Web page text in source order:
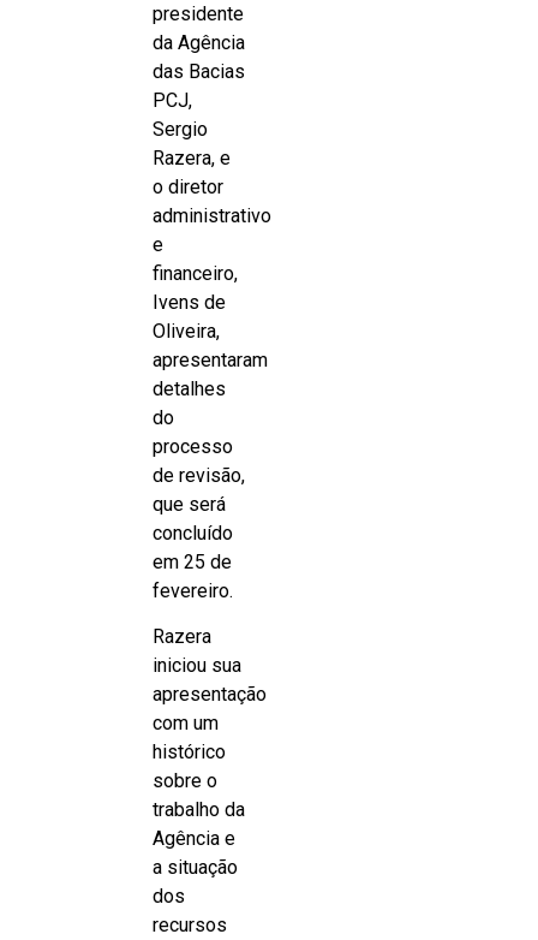
presidente
da Agência
das Bacias
PCJ,
Sergio
Razera, e
o diretor
administrativo
e
financeiro,
Ivens de
Oliveira,
apresentaram
detalhes
do
processo
de revisão,
que será
concluído
em 25 de
fevereiro.
Razera
iniciou sua
apresentação
com um
histórico
sobre o
trabalho da
Agência e
a situação
dos
recursos